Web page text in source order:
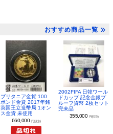
おすすめ商品一覧
ブリタニア金貨 100
ポンド金貨 2017年銘
英国王立造幣局 1オン
ス金貨 未使用
660,000 円(税別)
2002FIFA 日韓ワール
ドカップ 記念金銀プ
ルーフ貨幣 2枚セット
完未品
355,000 円(税別)